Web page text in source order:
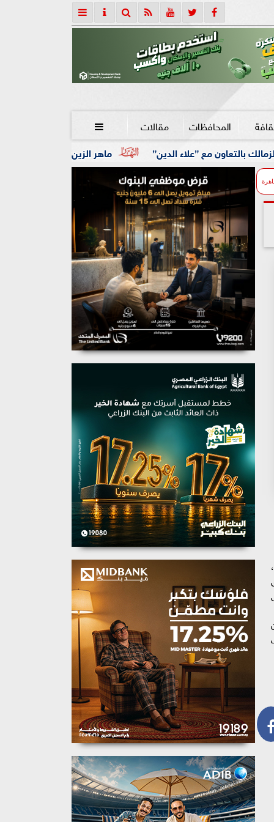
المحافظات مقالات 
ماهر الزين: 25 حافلة تُعيد 1250 سودانيًا ضمن الفوج الـ41.. والالتزام بوثائق السفر عزز انسيابية العودة الطوعية الدين”